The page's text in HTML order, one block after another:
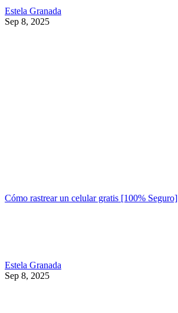
Estela Granada
Sep 8, 2025
Cómo rastrear un celular gratis [100% Seguro]
Estela Granada
Sep 8, 2025